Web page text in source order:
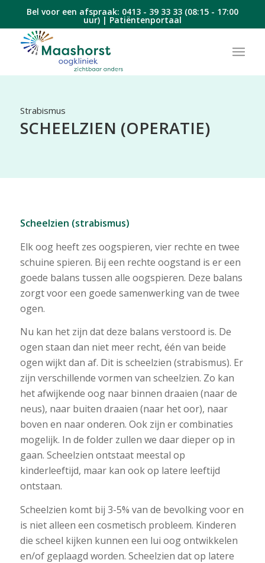
Bel voor een afspraak: 0413 - 39 33 33(08:15 - 17:00
uur) | Patiëntenportaal
Strabismus
SCHEELZIEN (OPERATIE)
Scheelzien (strabismus)
Elk oog heeft zes oogspieren, vier rechte en twee
schuine spieren. Bij een rechte oogstand is er een
goede balans tussen alle oogspieren. Deze balans
zorgt voor een goede samenwerking van de twee
ogen.
Nu kan het zijn dat deze balans verstoord is. De
ogen staan dan niet meer recht, één van beide
ogen wijkt dan af. Dit is scheelzien (strabismus). Er
zijn verschillende vormen van scheelzien. Zo kan
het afwijkende oog naar binnen draaien (naar de
neus), naar buiten draaien (naar het oor), naar
boven en naar onderen. Ook zijn er combinaties
mogelijk. In de folder zullen we daar dieper op in
gaan. Scheelzien ontstaat meestal op
kinderleeftijd, maar kan ook op latere leeftijd
ontstaan.
Scheelzien komt bij 3-5% van de bevolking voor en
is niet alleen een cosmetisch probleem. Kinderen
die scheel kijken kunnen een lui oog ontwikkelen
en/of geplaagd worden. Scheelzien dat op latere